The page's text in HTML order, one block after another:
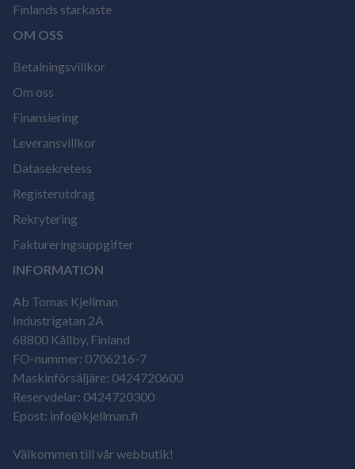
Finlands starkaste
OM OSS
Betalningsvillkor
Om oss
Finansiering
Leveransvillkor
Datasekretess
Registerutdrag
Rekrytering
Faktureringsuppgifter
INFORMATION
Ab Tomas Kjellman
Industrigatan 2A
68800 Kållby, Finland
FO-nummer: 0706216-7
Maskinförsäljäre: 0424720600
Reservdelar: 0424720300
Epost: info@kjellman.fi
Välkommen till vår webbutik!